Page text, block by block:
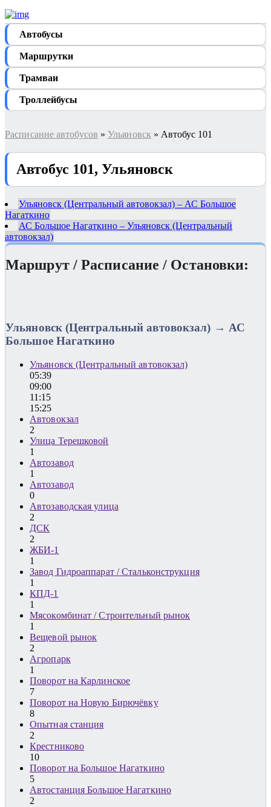
Автобуcы
Маршрутки
Трамваи
Троллейбусы
Расписание автобусов » Ульяновск » Автобус 101
Автобус 101, Ульяновск
Ульяновск (Центральный автовокзал) – АС Большое
Нагаткино
АС Большое Нагаткино – Ульяновск (Центральный
автовокзал)
Маршрут / Расписание / Остановки:
Ульяновск (Центральный автовокзал) → АС
Большое Нагаткино
Ульяновск (Центральный автовокзал)
05:39
09:00
11:15
15:25
Автовокзал
2
Улица Терешковой
1
Автозавод
1
Автозавод
0
Автозаводская улица
2
ДСК
2
ЖБИ-1
1
Завод Гидроаппарат / Стальконструкция
1
КПД-1
1
Мясокомбинат / Строительный рынок
1
Вещевой рынок
2
Агропарк
1
Поворот на Карлинское
7
Поворот на Новую Бирючёвку
8
Опытная станция
2
Крестниково
10
Поворот на Большое Нагаткино
5
Автостанция Большое Нагаткино
2